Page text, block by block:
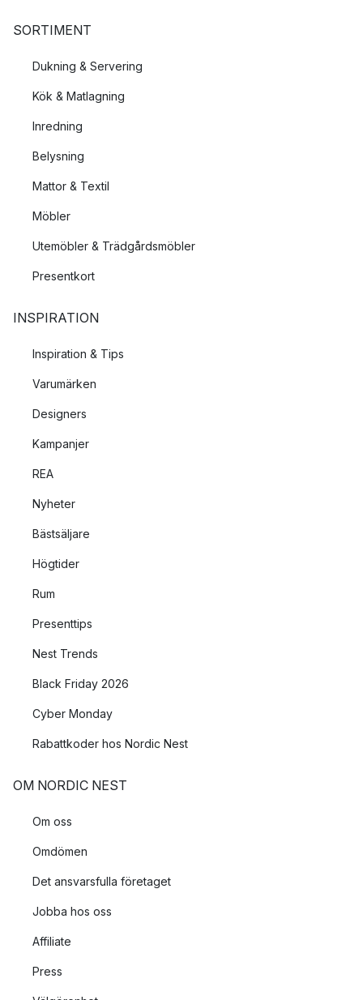
SORTIMENT
Dukning & Servering
Kök & Matlagning
Inredning
Belysning
Mattor & Textil
Möbler
Utemöbler & Trädgårdsmöbler
Presentkort
INSPIRATION
Inspiration & Tips
Varumärken
Designers
Kampanjer
REA
Nyheter
Bästsäljare
Högtider
Rum
Presenttips
Nest Trends
Black Friday 2026
Cyber Monday
Rabattkoder hos Nordic Nest
OM NORDIC NEST
Om oss
Omdömen
Det ansvarsfulla företaget
Jobba hos oss
Affiliate
Press